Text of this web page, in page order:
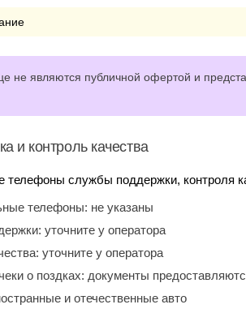
не являются публичной офертой и
и контроль качества
телефоны службы поддержки, контроля
телефоны: не указаны
уточните у оператора
уточните у оператора
о поздках: документы
и отечественные авто